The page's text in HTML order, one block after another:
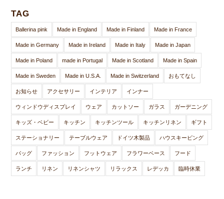
TAG
Ballerina pink Made in England Made in Finland Made in France
Made in Germany Made in Ireland Made in Italy Made in Japan
Made in Poland made in Portugal Made in Scotland Made in Spain
Made in Sweden Made in U.S.A. Made in Switzerland おもてなし
お知らせ アクセサリー インテリア インナー
ウィンドウディスプレイ ウェア カットソー ガラス ガーデニング
キッズ・ベビー キッチン キッチンツール キッチンリネン ギフト
ステーショナリー テーブルウェア ドイツ木製品 ハウスキーピング
バッグ ファッション フットウェア フラワーベース フード
ランチ リネン リネンシャツ リラックス レデッカ 臨時休業